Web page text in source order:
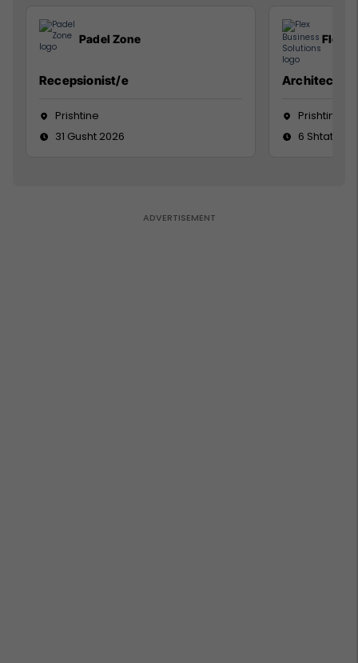
Padel Zone
Recepsionist/e
Prishtine
31 Gusht 2026
Flex
Architect
Prishtinë
6 Shtator